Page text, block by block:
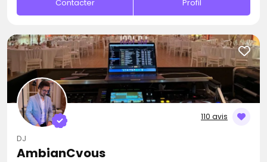
Contacter Profil
110 avis
DJ
AmbianCvous